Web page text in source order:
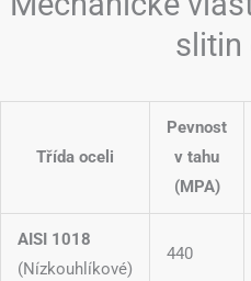
slitin
Třída oceli
Pevnost
v tahu
(MPA)
AISI 1018
(Nízkouhlíkové)
440